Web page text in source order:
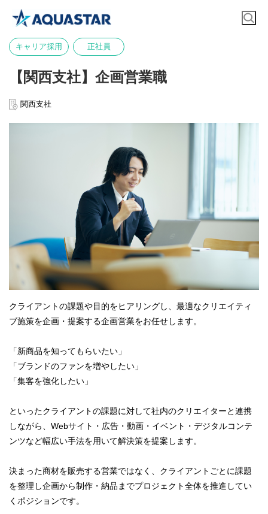
キャリア採用 正社員
【関西支社】企画営業職
関西支社
クライアントの課題や目的をヒアリングし、最適なクリエイティ
ブ施策を企画・提案する企画営業をお任せします。
「新商品を知ってもらいたい」
「ブランドのファンを増やしたい」
「集客を強化したい」
といったクライアントの課題に対して社内のクリエイターと連携
しながら、Webサイト・広告・動画・イベント・デジタルコンテ
ンツなど幅広い手法を用いて解決策を提案します。
決まった商材を販売する営業ではなく、クライアントごとに課題
を整理し企画から制作・納品までプロジェクト全体を推進してい
くポジションです。